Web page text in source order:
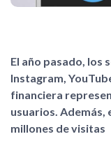
El año pasado, los
Instagram,
financiera
usuarios. Además,
millones de visitas